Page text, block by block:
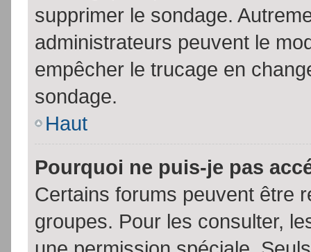
supprimer le sondage.
administrateurs peuvent le
empêcher le trucage en
sondage.
Haut
Pourquoi ne puis-je pas
Certains forums peuvent être
groupes. Pour les consulter,